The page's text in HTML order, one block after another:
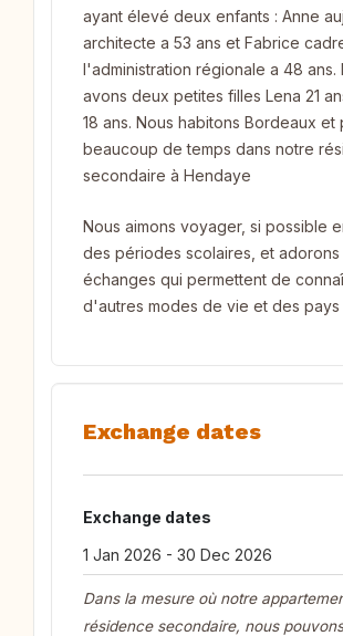
ayant élevé deux enfants : Anne
architecte a 53 ans et Fabrice
l'administration régionale a 48 ans.
avons deux petites filles Lena 21
18 ans. Nous habitons Bordeaux et
beaucoup de temps dans notre
secondaire à Hendaye
Nous aimons voyager, si possible
des périodes scolaires, et adorons
échanges qui permettent de
d'autres modes de vie et des pays
Exchange dates
Exchange dates
1 Jan 2026 - 30 Dec 2026
Dans la mesure où notre
résidence secondaire, nous